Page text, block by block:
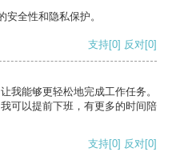
全性和隐私保护。
支持[0] 反对[0]
我能够更轻松地完成工作任务。
可以提前下班，有更多的时间陪
支持[0] 反对[0]